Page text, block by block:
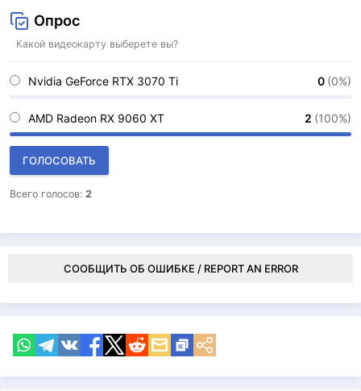
Опрос
Какой видеокарту выберете вы?
Nvidia GeForce RTX 3070 Ti 0 (0%)
AMD Radeon RX 9060 XT 2 (100%)
ГОЛОСОВАТЬ
Всего голосов: 2
СООБЩИТЬ ОБ ОШИБКЕ / REPORT AN ERROR